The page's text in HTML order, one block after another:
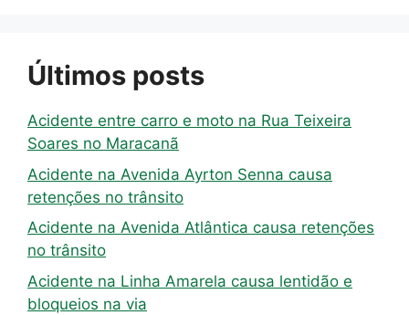
Últimos posts
Acidente entre carro e moto na Rua Teixeira
Soares no Maracanã
Acidente na Avenida Ayrton Senna causa
retenções no trânsito
Acidente na Avenida Atlântica causa retenções
no trânsito
Acidente na Linha Amarela causa lentidão e
bloqueios na via